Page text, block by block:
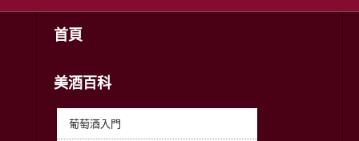
首頁
美酒百科
葡萄酒入門